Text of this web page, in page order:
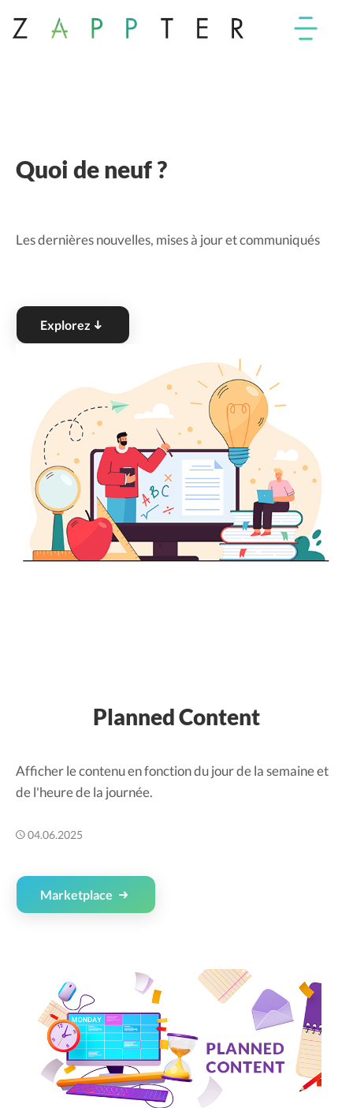
Quoi de neuf ?
Les dernières nouvelles, mises à jour et communiqués
Explorez
Planned Content
Afficher le contenu en fonction du jour de la semaine et
de l'heure de la journée.
04.06.2025
Marketplace